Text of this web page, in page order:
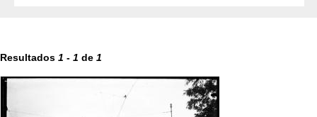
Resultados 1 - 1 de 1